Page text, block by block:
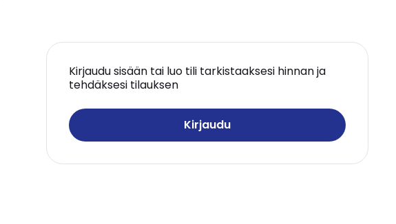
Kirjaudu sisään tai luo tili tarkistaaksesi hinnan ja
tehdäksesi tilauksen
Kirjaudu